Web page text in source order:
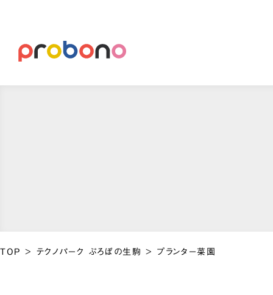
TOP > テクノパーク ぷろぼの生駒 > プランター菜園